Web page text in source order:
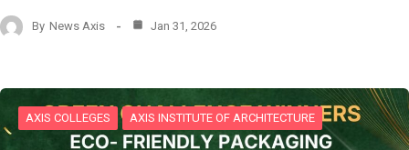
By News Axis Jan 31, 2026
AXIS COLLEGES AXIS INSTITUTE OF ARCHITECTURE